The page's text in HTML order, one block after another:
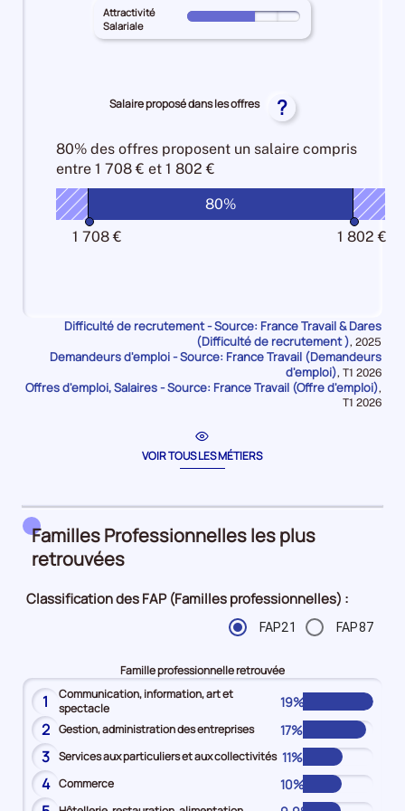
50%
Intensité
d'embauche
pour
les
-
100%
territoire
Manque
main
d'oeuvre
10%
Attractivité
Salariale
Pour
le
PARIS
Attractivité
Salariale
50%
Salaire proposé dans les offres ?
80% des offres proposent un salaire compris
entre 1 708 € et 1 802 €
80%
1 708 €
1 802 €
Difficulté de recrutement - Source: France Travail & Dares
(Difficulté de recrutement ), Données
pour
la
période
2025
Demandeurs d'emploi - Source: France Travail (Demandeurs
d'emploi), Données
pour
la
T1 2026
Offres d'emploi, Salaires - Source: France Travail (Offre d'emploi),
Données
T1 2026
VOIR TOUS LES MÉTIERS
Familles Professionnelles les plus
retrouvées
Classification des FAP (Familles professionnelles) :
FAP21 FAP87
Famille professionnelle retrouvée
1
Communication, information, art et
spectacle
19%
2 Gestion, administration des entreprises 17%
3 Services aux particuliers et aux collectivités 11%
4 Commerce 10%